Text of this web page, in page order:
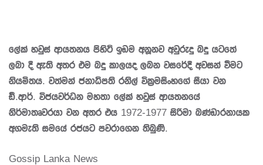
ලේක් හවුස් ආයතනය පිහිටි ඉඩම අනූනව අවුරුදු බදු යටතේ
ලබා දී ඇති අතර එම බදු කාලයද ලබන වසරේදී අවසන් වීමට
නියමිතය. වත්මන් ජනාධිපති රනිල් වික්‍රමසිංහගේ සීයා වන
ඩී.ආර්. විජයවර්ධන මහතා ලේක් හවුස් ආයතනයේ
නිර්මාතෘවරයා වන අතර එය 1972-1977 සිරිමා බණ්ඩාරනායක
අගමැති සමයේ රජයට පවරාගෙන තිබුණි.
Gossip Lanka News